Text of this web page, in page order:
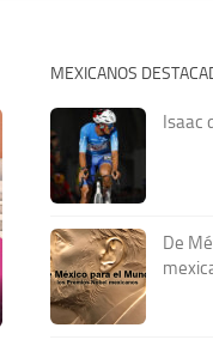
MEXICANOS
Isaac
De